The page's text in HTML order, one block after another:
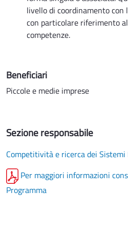
livello di coordinamento con
con particolare riferimento
competenze.
Beneficiari
Piccole e medie imprese
Sezione responsabile
Competitività e ricerca dei
Per maggiori informazioni
Programma